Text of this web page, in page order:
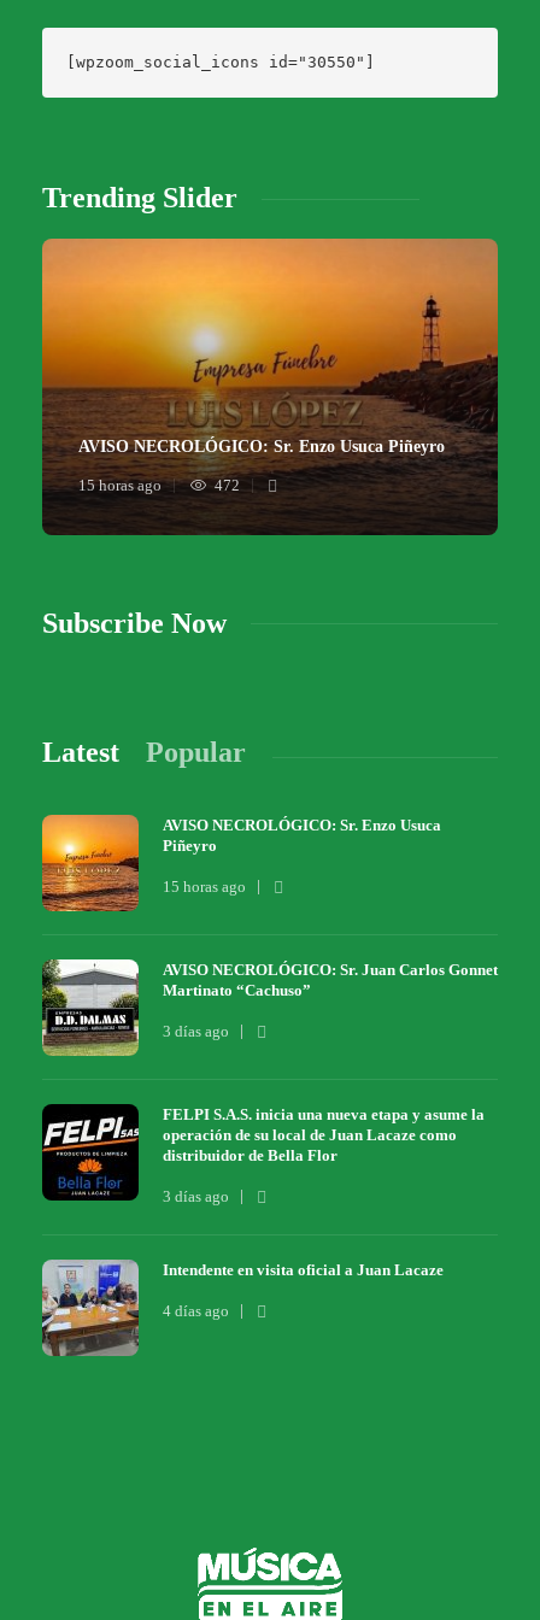
[wpzoom_social_icons id="30550"]
Trending Slider
AVISO NECROLÓGICO: Sr. Enzo Usuca Piñeyro
15 horas ago 472
Subscribe Now
Latest Popular
AVISO NECROLÓGICO: Sr. Enzo Usuca
Piñeyro
15 horas ago
AVISO NECROLÓGICO: Sr. Juan Carlos Gonnet
Martinato “Cachuso”
3 días ago
FELPI S.A.S. inicia una nueva etapa y asume la
operación de su local de Juan Lacaze como
distribuidor de Bella Flor
3 días ago
Intendente en visita oficial a Juan Lacaze
4 días ago